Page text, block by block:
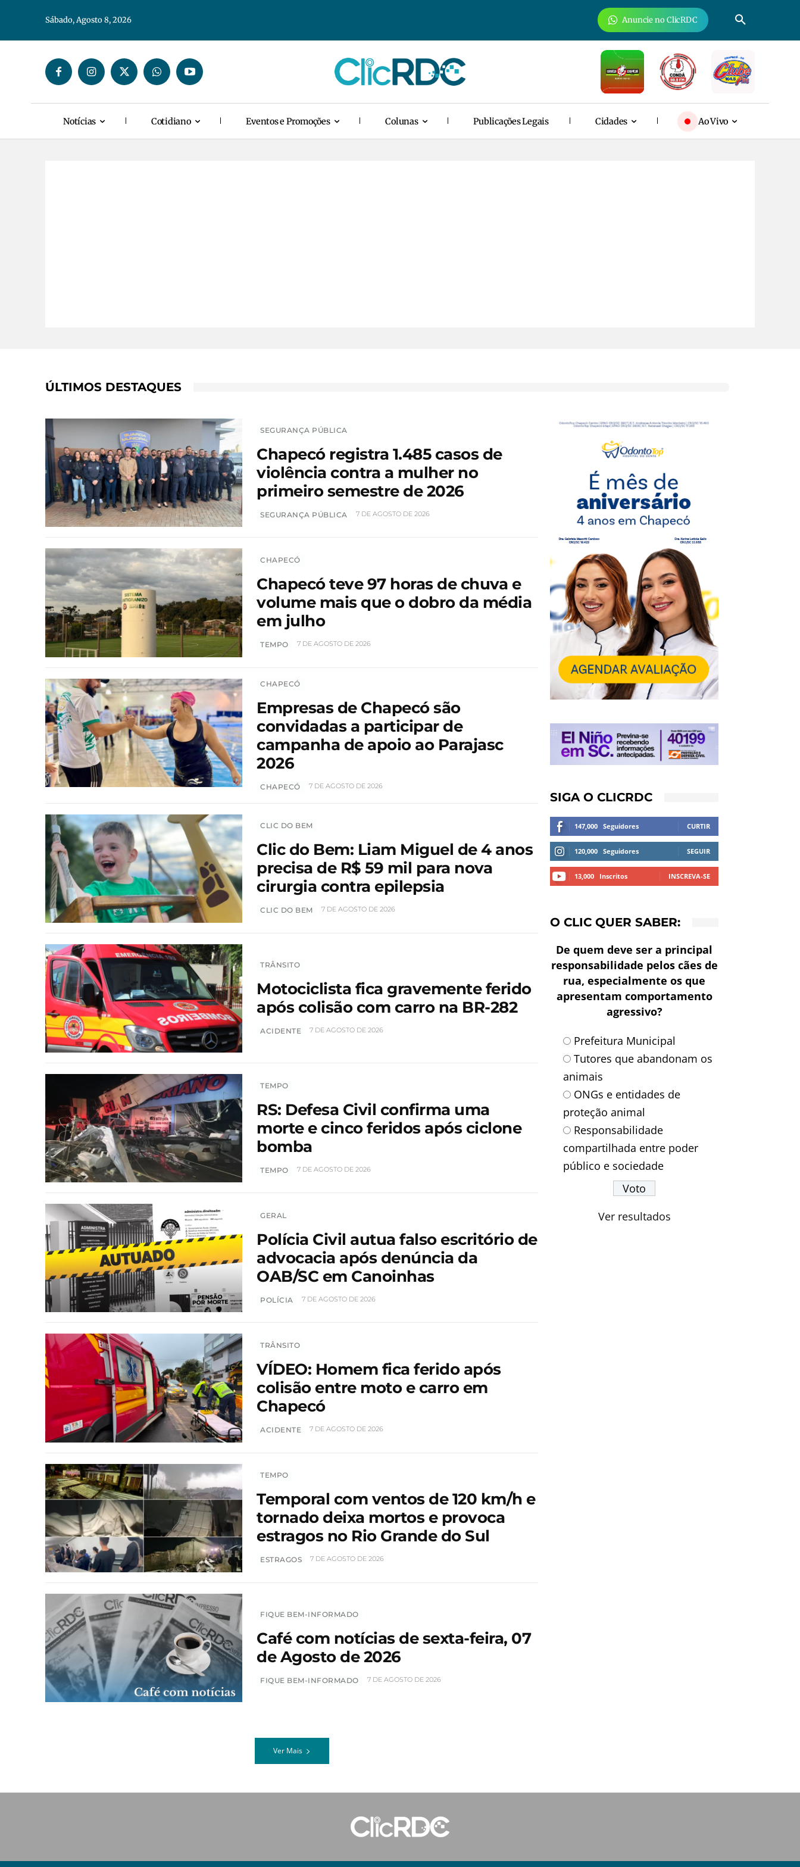
Sábado, Agosto 8, 2026 Anuncie no ClicRDC
Notícias Cotidiano Eventos e Promoções Colunas Publicações Legais Cidades Ao Vivo
ÚLTIMOS DESTAQUES
SEGURANÇA PÚBLICA
Chapecó registra 1.485 casos de
violência contra a mulher no
primeiro semestre de 2026
SEGURANÇA PÚBLICA 7 DE AGOSTO DE 2026
CHAPECÓ
Chapecó teve 97 horas de chuva e
volume mais que o dobro da média
em julho
TEMPO 7 DE AGOSTO DE 2026
CHAPECÓ
Empresas de Chapecó são
convidadas a participar de
campanha de apoio ao Parajasc
2026
CHAPECÓ 7 DE AGOSTO DE 2026
CLIC DO BEM
Clic do Bem: Liam Miguel de 4 anos
precisa de R$ 59 mil para nova
cirurgia contra epilepsia
CLIC DO BEM 7 DE AGOSTO DE 2026
TRÂNSITO
Motociclista fica gravemente ferido
após colisão com carro na BR-282
ACIDENTE 7 DE AGOSTO DE 2026
TEMPO
RS: Defesa Civil confirma uma
morte e cinco feridos após ciclone
bomba
TEMPO 7 DE AGOSTO DE 2026
GERAL
Polícia Civil autua falso escritório de
advocacia após denúncia da
OAB/SC em Canoinhas
POLÍCIA 7 DE AGOSTO DE 2026
TRÂNSITO
VÍDEO: Homem fica ferido após
colisão entre moto e carro em
Chapecó
ACIDENTE 7 DE AGOSTO DE 2026
TEMPO
Temporal com ventos de 120 km/h e
tornado deixa mortos e provoca
estragos no Rio Grande do Sul
ESTRAGOS 7 DE AGOSTO DE 2026
FIQUE BEM-INFORMADO
Café com notícias de sexta-feira, 07
de Agosto de 2026
FIQUE BEM-INFORMADO 7 DE AGOSTO DE 2026
Ver Mais
SIGA O CLICRDC
147,000 Seguidores CURTIR
120,000 Seguidores SEGUIR
13,000 Inscritos INSCREVA-SE
O CLIC QUER SABER:
De quem deve ser a principal
responsabilidade pelos cães de
rua, especialmente os que
apresentam comportamento
agressivo?
Prefeitura Municipal
Tutores que abandonam os
animais
ONGs e entidades de
proteção animal
Responsabilidade
compartilhada entre poder
público e sociedade
Ver resultados